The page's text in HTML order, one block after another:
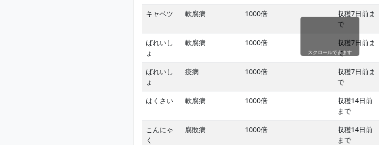
キャベツ 軟腐病 1000倍
収穫7日前ま
で
ばれいし
ょ
軟腐病 1000倍
収穫7日前ま
で
ばれいし
ょ
疫病 1000倍
収穫7日前ま
で
はくさい 軟腐病 1000倍
収穫14日前
まで
こんにゃ
く
腐敗病 1000倍
収穫14日前
まで
スクロールできます